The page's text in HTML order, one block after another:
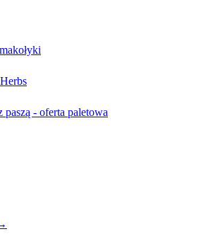
paszą - oferta paletowa